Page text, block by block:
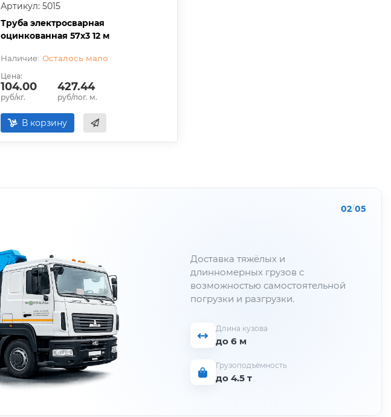
Артикул: 5015
Труба электросварная
оцинкованная 57х3 12 м
Осталось мало
Цена:
104.00
руб/кг.
427.44
руб/пог. м.
В корзину
02/05
Доставка тяжёлых и
длинномерных грузов с
возможностью самостоятельной
погрузки и разгрузки.
Длина кузова
до 6 м
Грузоподъёмность
до 4.5 т